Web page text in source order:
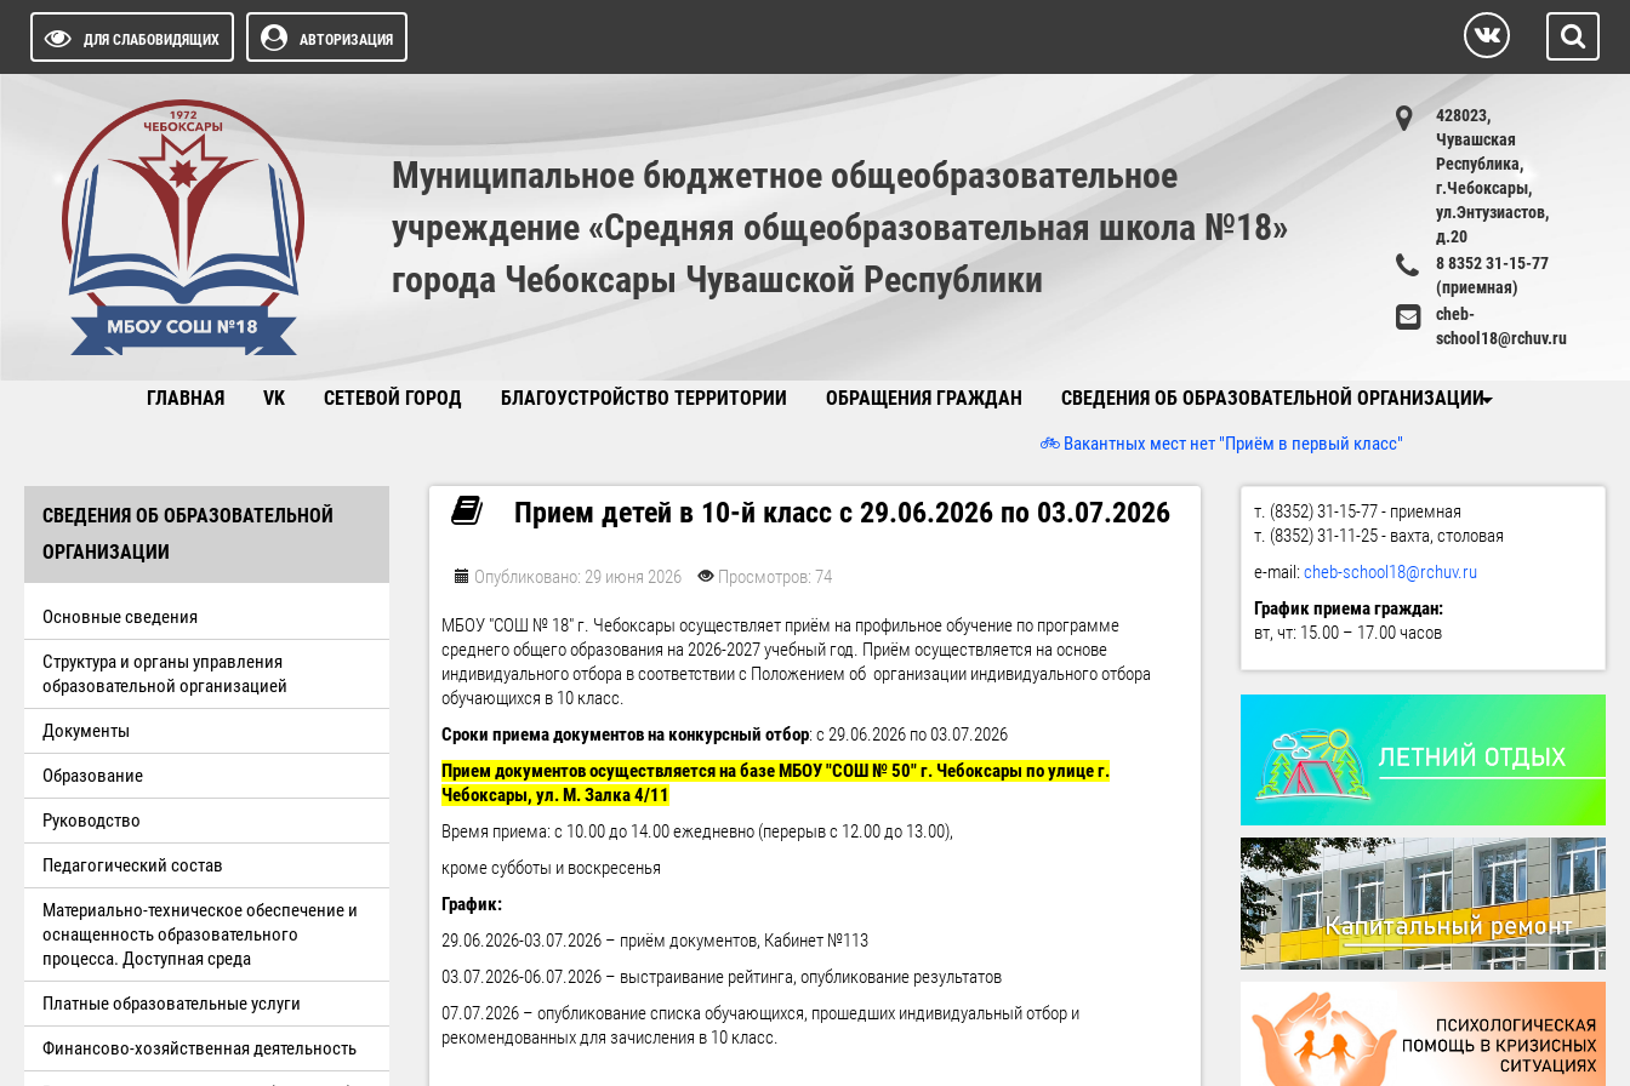
ДЛЯ СЛАБОВИДЯЩИХ АВТОРИЗАЦИЯ
Муниципальное бюджетное общеобразовательное
учреждение «Средняя общеобразовательная школа №18»
города Чебоксары Чувашской Республики
428023,
Чувашская
Республика,
г.Чебоксары,
ул.Энтузиастов,
д.20
8 8352 31-15-77
(приемная)
cheb-
school18@rchuv.ru
ГЛАВНАЯ VK СЕТЕВОЙ ГОРОД БЛАГОУСТРОЙСТВО ТЕРРИТОРИИ ОБРАЩЕНИЯ ГРАЖДАН СВЕДЕНИЯ ОБ ОБРАЗОВАТЕЛЬНОЙ ОРГАНИЗАЦИИ
🚲 Вакантных мест нет "Приём в первый класс"
СВЕДЕНИЯ ОБ ОБРАЗОВАТЕЛЬНОЙ
ОРГАНИЗАЦИИ
Основные сведения
Структура и органы управления
образовательной организацией
Документы
Образование
Руководство
Педагогический состав
Материально-техническое обеспечение и
оснащенность образовательного
процесса. Доступная среда
Платные образовательные услуги
Финансово-хозяйственная деятельность
Прием детей в 10-й класс с 29.06.2026 по 03.07.2026
Опубликовано: 29 июня 2026 Просмотров: 74
МБОУ "СОШ № 18" г. Чебоксары осуществляет приём на профильное обучение по программе
среднего общего образования на 2026-2027 учебный год. Приём осуществляется на основе
индивидуального отбора в соответствии с Положением об организации индивидуального отбора
обучающихся в 10 класс.
Сроки приема документов на конкурсный отбор: с 29.06.2026 по 03.07.2026
Прием документов осуществляется на базе МБОУ "СОШ № 50" г. Чебоксары по улице г.
Чебоксары, ул. М. Залка 4/11
Время приема: с 10.00 до 14.00 ежедневно (перерыв с 12.00 до 13.00),
кроме субботы и воскресенья
График:
29.06.2026-03.07.2026 – приём документов, Кабинет №113
03.07.2026-06.07.2026 – выстраивание рейтинга, опубликование результатов
07.07.2026 – опубликование списка обучающихся, прошедших индивидуальный отбор и
рекомендованных для зачисления в 10 класс.
т. (8352) 31-15-77 - приемная
т. (8352) 31-11-25 - вахта, столовая
e-mail:cheb-school18@rchuv.ru
График приема граждан:
вт, чт: 15.00 – 17.00 часов